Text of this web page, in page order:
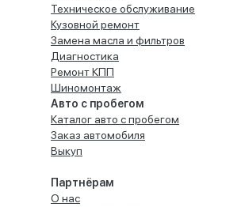
Техническое обслуживание
Кузовной ремонт
Замена масла и фильтров
Диагностика
Ремонт КПП
Шиномонтаж
Авто с пробегом
Каталог авто с пробегом
Заказ автомобиля
Выкуп
Партнёрам
О нас